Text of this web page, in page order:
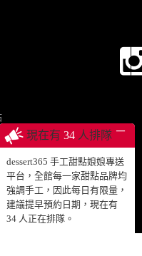
現在有 34 人排隊 ─
dessert365 手工甜點娘娘專送
平台，全館每一家甜點品牌均
強調手工，因此每日有限量，
建議提早預約日期，現在有
34 人正在排隊。
契約
專送、動蛋糕授權等
工甜點販售
片動蛋糕販售
網站
查詢訂單